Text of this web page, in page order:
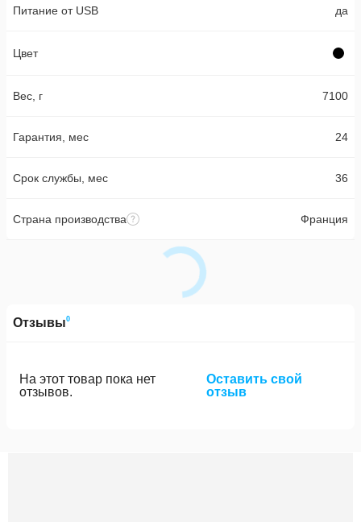
Питание от USB да
Цвет
Вес, г 7100
Гарантия, мес 24
Срок службы, мес 36
Страна производства Франция
Отзывы0
На этот товар пока нет
отзывов.
Оставить свой
отзыв